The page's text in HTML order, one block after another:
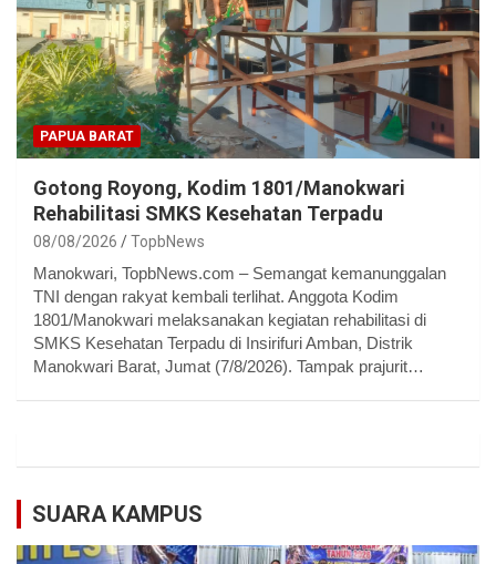
PAPUA BARAT
Gotong Royong, Kodim 1801/Manokwari
Rehabilitasi SMKS Kesehatan Terpadu
08/08/2026 TopbNews
Manokwari, TopbNews.com – Semangat kemanunggalan
TNI dengan rakyat kembali terlihat. Anggota Kodim
1801/Manokwari melaksanakan kegiatan rehabilitasi di
SMKS Kesehatan Terpadu di Insirifuri Amban, Distrik
Manokwari Barat, Jumat (7/8/2026). Tampak prajurit…
SUARA KAMPUS